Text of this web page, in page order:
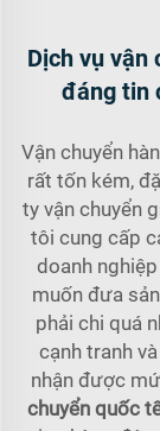
Dịch vụ vận
đáng tin
Vận chuyển
rất tốn kém,
ty vận chuyển
tôi cung cấp
doanh
muốn đưa
phải chi quá
cạnh tranh
nhận được
chuyển quốc